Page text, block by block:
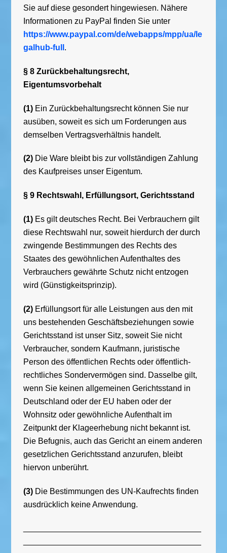
Sie auf diese gesondert hingewiesen. Nähere
Informationen zu PayPal finden Sie unter
https://www.paypal.com/de/webapps/mpp/ua/le
galhub-full .
§ 8 Zurückbehaltungsrecht,
Eigentumsvorbehalt
(1) Ein Zurückbehaltungsrecht können Sie nur
ausüben, soweit es sich um Forderungen aus
demselben Vertragsverhältnis handelt.
(2) Die Ware bleibt bis zur vollständigen Zahlung
des Kaufpreises unser Eigentum.
§ 9 Rechtswahl, Erfüllungsort, Gerichtsstand
(1) Es gilt deutsches Recht. Bei Verbrauchern gilt
diese Rechtswahl nur, soweit hierdurch der durch
zwingende Bestimmungen des Rechts des
Staates des gewöhnlichen Aufenthaltes des
Verbrauchers gewährte Schutz nicht entzogen
wird (Günstigkeitsprinzip).
(2) Erfüllungsort für alle Leistungen aus den mit
uns bestehenden Geschäftsbeziehungen sowie
Gerichtsstand ist unser Sitz, soweit Sie nicht
Verbraucher, sondern Kaufmann, juristische
Person des öffentlichen Rechts oder öffentlich-
rechtliches Sondervermögen sind. Dasselbe gilt,
wenn Sie keinen allgemeinen Gerichtsstand in
Deutschland oder der EU haben oder der
Wohnsitz oder gewöhnliche Aufenthalt im
Zeitpunkt der Klageerhebung nicht bekannt ist.
Die Befugnis, auch das Gericht an einem anderen
gesetzlichen Gerichtsstand anzurufen, bleibt
hiervon unberührt.
(3) Die Bestimmungen des UN-Kaufrechts finden
ausdrücklich keine Anwendung.